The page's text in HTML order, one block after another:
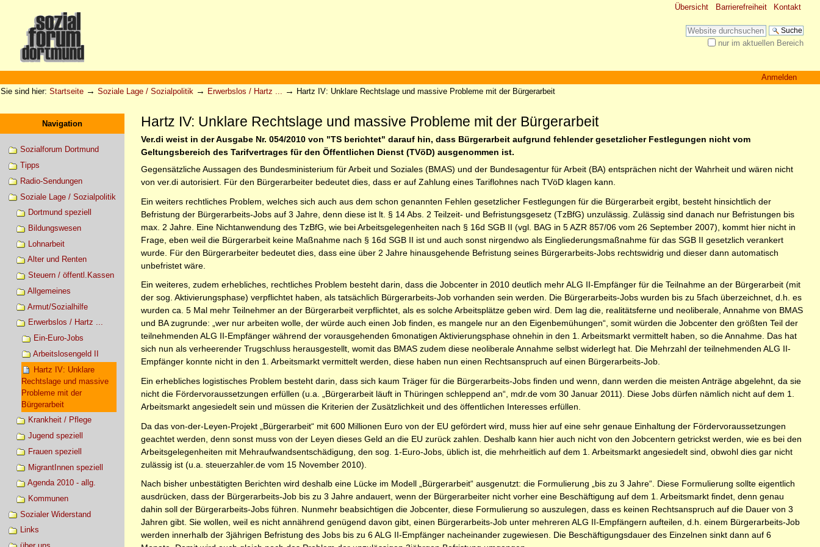
Übersicht Barrierefreiheit Kontakt
Website durchsuchen
nur im aktuellen Bereich
Werkzeuge
Anmelden
Sie sind hier: Startseite → Soziale Lage / Sozialpolitik → Erwerbslos / Hartz ... → Hartz IV: Unklare Rechtslage und massive Probleme mit der Bürgerarbeit
Navigation
Sozialforum Dortmund
Tipps
Radio-Sendungen
Soziale Lage / Sozialpolitik
Dortmund speziell
Bildungswesen
Lohnarbeit
Alter und Renten
Steuern / öffentl.Kassen
Allgemeines
Armut/Sozialhilfe
Erwerbslos / Hartz ...
Ein-Euro-Jobs
Arbeitslosengeld II
Hartz IV: Unklare
Rechtslage und massive
Probleme mit der
Bürgerarbeit
Krankheit / Pflege
Jugend speziell
Frauen speziell
MigrantInnen speziell
Agenda 2010 - allg.
Kommunen
Sozialer Widerstand
Links
Hartz IV: Unklare Rechtslage und massive Probleme mit der Bürgerarbeit
Ver.di weist in der Ausgabe Nr. 054/2010 von "TS berichtet" darauf hin, dass Bürgerarbeit aufgrund fehlender gesetzlicher Festlegungen nicht vom
Geltungsbereich des Tarifvertrages für den Öffentlichen Dienst (TVöD) ausgenommen ist.
Gegensätzliche Aussagen des Bundesministerium für Arbeit und Soziales (BMAS) und der Bundesagentur für Arbeit (BA) entsprächen nicht der Wahrheit und wären nicht
von ver.di autorisiert. Für den Bürgerarbeiter bedeutet dies, dass er auf Zahlung eines Tariflohnes nach TVöD klagen kann.
Ein weiters rechtliches Problem, welches sich auch aus dem schon genannten Fehlen gesetzlicher Festlegungen für die Bürgerarbeit ergibt, besteht hinsichtlich der
Befristung der Bürgerarbeits-Jobs auf 3 Jahre, denn diese ist lt. § 14 Abs. 2 Teilzeit- und Befristungsgesetz (TzBfG) unzulässig. Zulässig sind danach nur Befristungen bis
max. 2 Jahre. Eine Nichtanwendung des TzBfG, wie bei Arbeitsgelegenheiten nach § 16d SGB II (vgl. BAG in 5 AZR 857/06 vom 26 September 2007), kommt hier nicht in
Frage, eben weil die Bürgerarbeit keine Maßnahme nach § 16d SGB II ist und auch sonst nirgendwo als Eingliederungsmaßnahme für das SGB II gesetzlich verankert
wurde. Für den Bürgerarbeiter bedeutet dies, dass eine über 2 Jahre hinausgehende Befristung seines Bürgerarbeits-Jobs rechtswidrig und dieser dann automatisch
unbefristet wäre.
Ein weiteres, zudem erhebliches, rechtliches Problem besteht darin, dass die Jobcenter in 2010 deutlich mehr ALG II-Empfänger für die Teilnahme an der Bürgerarbeit (mit
der sog. Aktivierungsphase) verpflichtet haben, als tatsächlich Bürgerarbeits-Job vorhanden sein werden. Die Bürgerarbeits-Jobs wurden bis zu 5fach überzeichnet, d.h. es
wurden ca. 5 Mal mehr Teilnehmer an der Bürgerarbeit verpflichtet, als es solche Arbeitsplätze geben wird. Dem lag die, realitätsferne und neoliberale, Annahme von BMAS
und BA zugrunde: „wer nur arbeiten wolle, der würde auch einen Job finden, es mangele nur an den Eigenbemühungen“, somit würden die Jobcenter den größten Teil der
teilnehmenden ALG II-Empfänger während der vorausgehenden 6monatigen Aktivierungsphase ohnehin in den 1. Arbeitsmarkt vermittelt haben, so die Annahme. Das hat
sich nun als verheerender Trugschluss herausgestellt, womit das BMAS zudem diese neoliberale Annahme selbst widerlegt hat. Die Mehrzahl der teilnehmenden ALG II-
Empfänger konnte nicht in den 1. Arbeitsmarkt vermittelt werden, diese haben nun einen Rechtsanspruch auf einen Bürgerarbeits-Job.
Ein erhebliches logistisches Problem besteht darin, dass sich kaum Träger für die Bürgerarbeits-Jobs finden und wenn, dann werden die meisten Anträge abgelehnt, da sie
nicht die Fördervoraussetzungen erfüllen (u.a. „Bürgerarbeit läuft in Thüringen schleppend an“, mdr.de vom 30 Januar 2011). Diese Jobs dürfen nämlich nicht auf dem 1.
Arbeitsmarkt angesiedelt sein und müssen die Kriterien der Zusätzlichkeit und des öffentlichen Interesses erfüllen.
Da das von-der-Leyen-Projekt „Bürgerarbeit“ mit 600 Millionen Euro von der EU gefördert wird, muss hier auf eine sehr genaue Einhaltung der Fördervoraussetzungen
geachtet werden, denn sonst muss von der Leyen dieses Geld an die EU zurück zahlen. Deshalb kann hier auch nicht von den Jobcentern getrickst werden, wie es bei den
Arbeitsgelegenheiten mit Mehraufwandsentschädigung, den sog. 1-Euro-Jobs, üblich ist, die mehrheitlich auf dem 1. Arbeitsmarkt angesiedelt sind, obwohl dies gar nicht
zulässig ist (u.a. steuerzahler.de vom 15 November 2010).
Nach bisher unbestätigten Berichten wird deshalb eine Lücke im Modell „Bürgerarbeit“ ausgenutzt: die Formulierung „bis zu 3 Jahre“. Diese Formulierung sollte eigentlich
ausdrücken, dass der Bürgerarbeits-Job bis zu 3 Jahre andauert, wenn der Bürgerarbeiter nicht vorher eine Beschäftigung auf dem 1. Arbeitsmarkt findet, denn genau
dahin soll der Bürgerarbeits-Jobs führen. Nunmehr beabsichtigen die Jobcenter, diese Formulierung so auszulegen, dass es keinen Rechtsanspruch auf die Dauer von 3
Jahren gibt. Sie wollen, weil es nicht annährend genügend davon gibt, einen Bürgerarbeits-Job unter mehreren ALG II-Empfängern aufteilen, d.h. einem Bürgerarbeits-Job
werden innerhalb der 3jährigen Befristung des Jobs bis zu 6 ALG II-Empfänger nacheinander zugewiesen. Die Beschäftigungsdauer des Einzelnen sinkt dann auf 6